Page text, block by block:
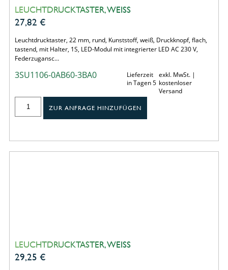
LEUCHTDRUCKTASTER, WEISS
27,82 €
Leuchtdrucktaster, 22 mm, rund, Kunststoff, weiß, Druckknopf, flach,
tastend, mit Halter, 1S, LED-Modul mit integrierter LED AC 230 V,
Federzugansc…
3SU1106-0AB60-3BA0
Lieferzeit
in Tagen 5
exkl. MwSt. |
kostenloser
Versand
ZUR ANFRAGE HINZUFÜGEN
LEUCHTDRUCKTASTER, WEISS
29,25 €